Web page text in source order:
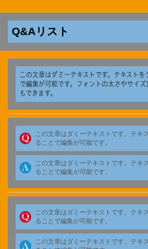
Q&Aリスト
この文章はダミーテキストです。テキストを
で編集が可能です。フォントの太さやサイ
もできます。
この文章はダミーテキストです。テキ
ることで編集が可能です。
この文章はダミーテキストです。テキ
ることで編集が可能です。
この文章はダミーテキストです。テキ
ることで編集が可能です。
この文章はダミーテキストです。テキ